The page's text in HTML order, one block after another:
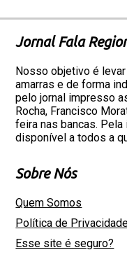
Jornal Fala
Nosso objetivo é
amarras e de forma
pelo jornal impresso
Rocha, Francisco
feira nas bancas.
disponível a todos a
Sobre Nós
Quem Somos
Política de
Esse site é seguro?